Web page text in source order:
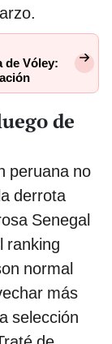
de Vóley:
de
peruana no
derrota
Senegal
ranking
normal
más
selección